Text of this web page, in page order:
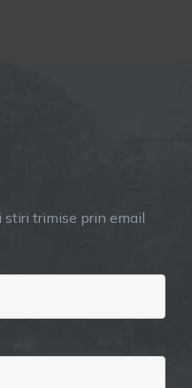
trimise prin email